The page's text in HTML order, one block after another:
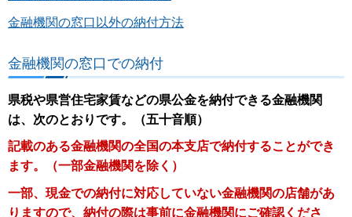
金融機関の窓口以外の納付方法
金融機関の窓口での納付
県税や県営住宅家賃などの県公金を納付できる金融機関
は、次のとおりです。（五十音順）
記載のある金融機関の全国の本支店で納付することができ
ます。（一部金融機関を除く）
一部、現金での納付に対応していない金融機関の店舗があ
りますので、納付の際は事前に金融機関にご確認くださ